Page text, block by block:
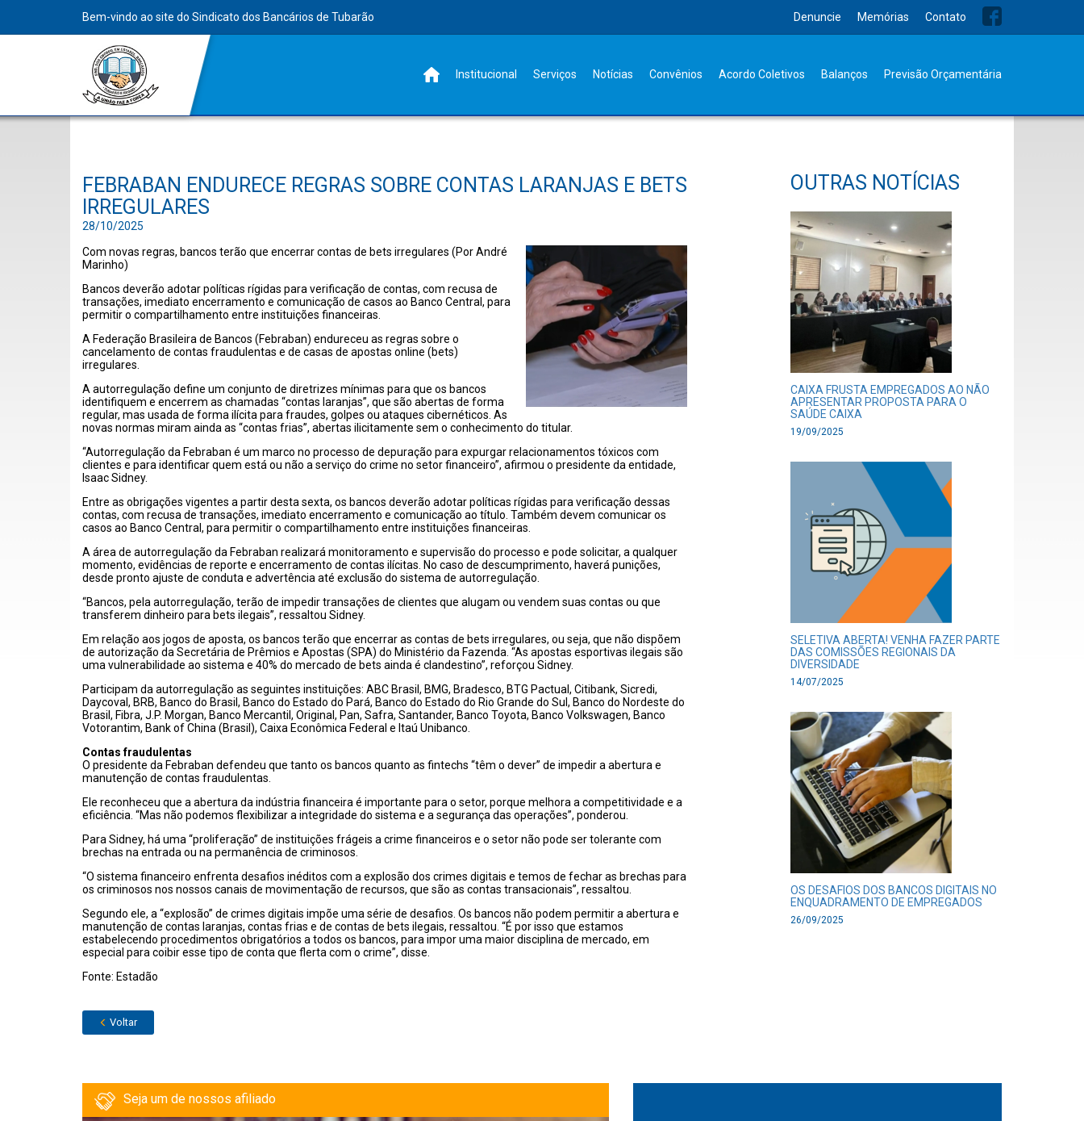
Bem-vindo ao site do Sindicato dos Bancários de Tubarão Denuncie Memórias Contato
Institucional Serviços Notícias Convênios Acordo Coletivos Balanços Previsão Orçamentária
FEBRABAN ENDURECE REGRAS SOBRE CONTAS LARANJAS E BETS
IRREGULARES
28/10/2025
Com novas regras, bancos terão que encerrar contas de bets irregulares (Por André
Marinho)
Bancos deverão adotar políticas rígidas para verificação de contas, com recusa de
transações, imediato encerramento e comunicação de casos ao Banco Central, para
permitir o compartilhamento entre instituições financeiras.
A Federação Brasileira de Bancos (Febraban) endureceu as regras sobre o
cancelamento de contas fraudulentas e de casas de apostas online (bets)
irregulares.
A autorregulação define um conjunto de diretrizes mínimas para que os bancos
identifiquem e encerrem as chamadas “contas laranjas”, que são abertas de forma
regular, mas usada de forma ilícita para fraudes, golpes ou ataques cibernéticos. As
novas normas miram ainda as “contas frias”, abertas ilicitamente sem o conhecimento do titular.
“Autorregulação da Febraban é um marco no processo de depuração para expurgar relacionamentos tóxicos com
clientes e para identificar quem está ou não a serviço do crime no setor financeiro”, afirmou o presidente da entidade,
Isaac Sidney.
Entre as obrigações vigentes a partir desta sexta, os bancos deverão adotar políticas rígidas para verificação dessas
contas, com recusa de transações, imediato encerramento e comunicação ao título. Também devem comunicar os
casos ao Banco Central, para permitir o compartilhamento entre instituições financeiras.
A área de autorregulação da Febraban realizará monitoramento e supervisão do processo e pode solicitar, a qualquer
momento, evidências de reporte e encerramento de contas ilícitas. No caso de descumprimento, haverá punições,
desde pronto ajuste de conduta e advertência até exclusão do sistema de autorregulação.
“Bancos, pela autorregulação, terão de impedir transações de clientes que alugam ou vendem suas contas ou que
transferem dinheiro para bets ilegais”, ressaltou Sidney.
Em relação aos jogos de aposta, os bancos terão que encerrar as contas de bets irregulares, ou seja, que não dispõem
de autorização da Secretária de Prêmios e Apostas (SPA) do Ministério da Fazenda. “As apostas esportivas ilegais são
uma vulnerabilidade ao sistema e 40% do mercado de bets ainda é clandestino”, reforçou Sidney.
Participam da autorregulação as seguintes instituições: ABC Brasil, BMG, Bradesco, BTG Pactual, Citibank, Sicredi,
Daycoval, BRB, Banco do Brasil, Banco do Estado do Pará, Banco do Estado do Rio Grande do Sul, Banco do Nordeste do
Brasil, Fibra, J.P. Morgan, Banco Mercantil, Original, Pan, Safra, Santander, Banco Toyota, Banco Volkswagen, Banco
Votorantim, Bank of China (Brasil), Caixa Econômica Federal e Itaú Unibanco.
Contas fraudulentas
O presidente da Febraban defendeu que tanto os bancos quanto as fintechs “têm o dever” de impedir a abertura e
manutenção de contas fraudulentas.
Ele reconheceu que a abertura da indústria financeira é importante para o setor, porque melhora a competitividade e a
eficiência. “Mas não podemos flexibilizar a integridade do sistema e a segurança das operações”, ponderou.
Para Sidney, há uma “proliferação” de instituições frágeis a crime financeiros e o setor não pode ser tolerante com
brechas na entrada ou na permanência de criminosos.
“O sistema financeiro enfrenta desafios inéditos com a explosão dos crimes digitais e temos de fechar as brechas para
os criminosos nos nossos canais de movimentação de recursos, que são as contas transacionais”, ressaltou.
Segundo ele, a “explosão” de crimes digitais impõe uma série de desafios. Os bancos não podem permitir a abertura e
manutenção de contas laranjas, contas frias e de contas de bets ilegais, ressaltou. “É por isso que estamos
estabelecendo procedimentos obrigatórios a todos os bancos, para impor uma maior disciplina de mercado, em
especial para coibir esse tipo de conta que flerta com o crime”, disse.
Fonte: Estadão
Voltar
OUTRAS NOTÍCIAS
CAIXA FRUSTA EMPREGADOS AO NÃO
APRESENTAR PROPOSTA PARA O
SAÚDE CAIXA
19/09/2025
SELETIVA ABERTA! VENHA FAZER PARTE
DAS COMISSÕES REGIONAIS DA
DIVERSIDADE
14/07/2025
OS DESAFIOS DOS BANCOS DIGITAIS NO
ENQUADRAMENTO DE EMPREGADOS
26/09/2025
Seja um de nossos afiliado